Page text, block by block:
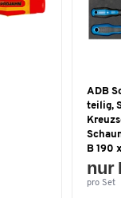
ADB
teilig,
B 190
nur
pro Set